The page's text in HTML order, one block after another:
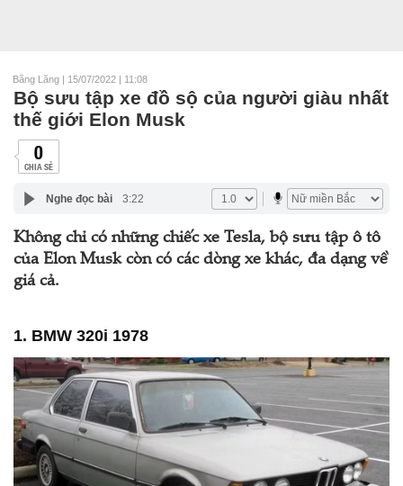
Bằng Lăng | 15/07/2022 | 11:08
Bộ sưu tập xe đồ sộ của người giàu nhất
thế giới Elon Musk
0
CHIA SẺ
Nghe đọc bài 3:22
Không chỉ có những chiếc xe Tesla, bộ sưu tập ô tô
của Elon Musk còn có các dòng xe khác, đa dạng về
giá cả.
1. BMW 320i 1978